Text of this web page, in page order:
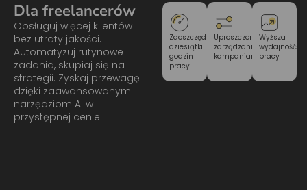
Zaoszczędzone
dziesiątki
godzin
pracy
Uproszczone
zarządzanie
kampaniami
Wyższa
wydajność
pracy
Dla freelancerów
Obsługuj więcej klientów
bez utraty jakości.
Automatyzuj rutynowe
zadania, skupiaj się na
strategii. Zyskaj przewagę
dzięki zaawansowanym
narzędziom AI w
przystępnej cenie.